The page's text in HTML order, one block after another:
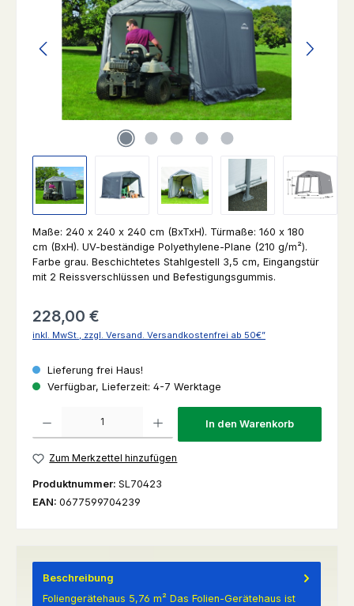
Maße: 240 x 240 x 240 cm (BxTxH). Türmaße: 160 x 180
cm (BxH). UV-beständige Polyethylene-Plane (210 g/m²).
Farbe grau. Beschichtetes Stahlgestell 3,5 cm, Eingangstür
mit 2 Reissverschlüssen und Befestigungsgummis.
Regulärer Preis:
228,00 €
inkl. MwSt., zzgl. Versand. Versandkostenfrei ab 50€”
Lieferung frei Haus!
Verfügbar, Lieferzeit: 4-7 Werktage
Produkt Anzahl: Gib den gewünschten Wert ein oder benutze die
In den Warenkorb
Zum Merkzettel hinzufügen
Produktnummer: SL70423
EAN: 0677599704239
Beschreibung
Foliengerätehaus 5,76 m² Das Folien-Gerätehaus ist